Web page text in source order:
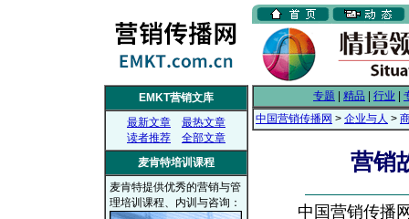
EMKT营销文库
最新文章
最热文章
读者推荐
全部文章
麦肯特培训课程
麦肯特提供优秀的营销与管
理培训课程、内训与咨询：
专题 精品 行业
中国营销传播网 > 企业与人 >
营销
中国营销传播